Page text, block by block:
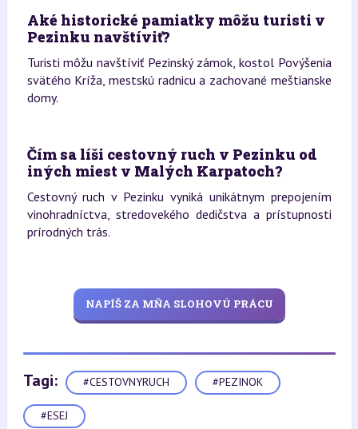
Aké historické pamiatky môžu turisti v
Pezinku navštíviť?
Turisti môžu navštíviť Pezinský zámok, kostol Povýšenia
svätého Kríža, mestskú radnicu a zachované meštianske
domy.
Čím sa líši cestovný ruch v Pezinku od
iných miest v Malých Karpatoch?
Cestovný ruch v Pezinku vyniká unikátnym prepojením
vinohradníctva, stredovekého dedičstva a prístupnosti
prírodných trás.
NAPÍŠ ZA MŇA SLOHOVÚ PRÁCU
Tagi: #CESTOVNYRUCH #PEZINOK
#ESEJ